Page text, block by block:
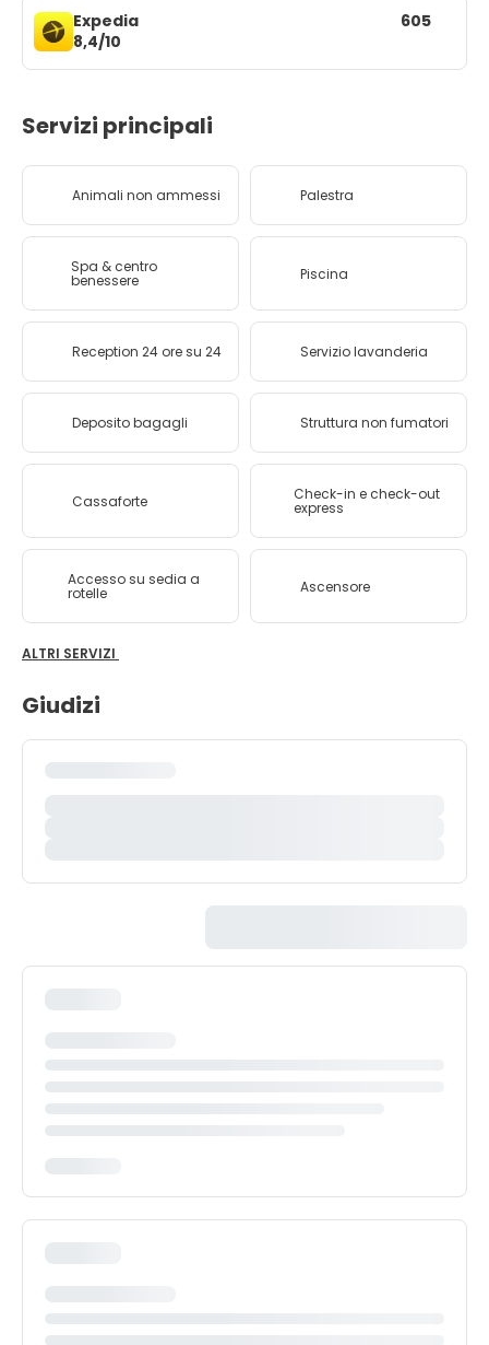
Expedia
8,4/10
605
Servizi principali
Animali non ammessi Palestra
Spa & centro
benessere Piscina
Reception 24 ore su 24 Servizio lavanderia
Deposito bagagli Struttura non fumatori
Cassaforte Check-in e check-out
express
Accesso su sedia a
rotelle Ascensore
ALTRI SERVIZI
Giudizi